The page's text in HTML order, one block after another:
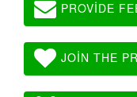
PROVIDE
JOIN THE